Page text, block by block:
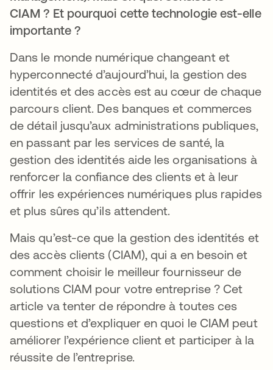
CIAM ? Et pourquoi cette technologie est-elle
importante ?
Dans le monde numérique changeant et
hyperconnecté d’aujourd’hui, la gestion des
identités et des accès est au cœur de chaque
parcours client. Des banques et commerces
de détail jusqu’aux administrations publiques,
en passant par les services de santé, la
gestion des identités aide les organisations à
renforcer la confiance des clients et à leur
offrir les expériences numériques plus rapides
et plus sûres qu’ils attendent.
Mais qu’est-ce que la gestion des identités et
des accès clients (CIAM), qui a en besoin et
comment choisir le meilleur fournisseur de
solutions CIAM pour votre entreprise ? Cet
article va tenter de répondre à toutes ces
questions et d’expliquer en quoi le CIAM peut
améliorer l’expérience client et participer à la
réussite de l’entreprise.